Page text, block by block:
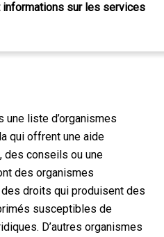
sur les services
liste d’organismes
qui offrent une aide
des conseils ou une
des organismes
droits qui produisent des
susceptibles de
D’autres organismes